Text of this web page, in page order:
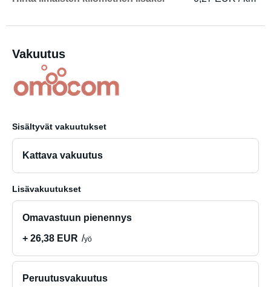
Vakuutus
Sisältyvät vakuutukset
Kattava vakuutus
Lisävakuutukset
Omavastuun pienennys
+ 26,38 EUR
yö
Peruutusvakuutus